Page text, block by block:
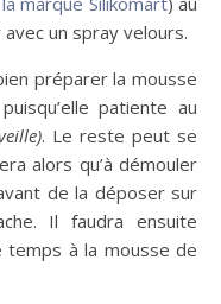
un spray velours.
préparer la mousse
patiente au
. Le reste peut se
alors qu’à démouler
de la déposer sur
Il faudra ensuite
à la mousse de